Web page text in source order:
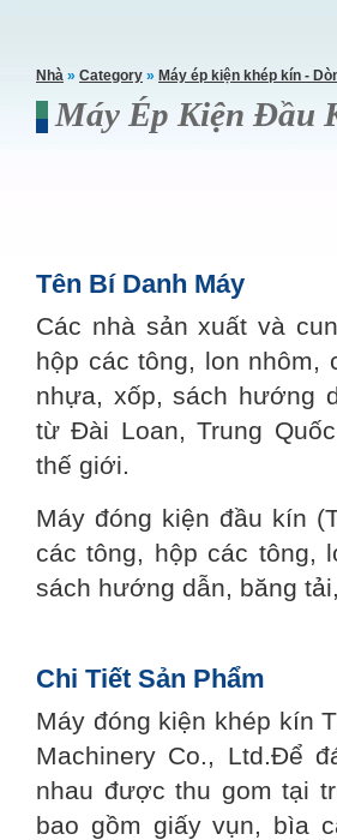
Nhà » Category » Máy ép kiện khép kín -
Máy Ép Kiện Đầu
Tên Bí Danh Máy
Các nhà sản xuất và
hộp các tông, lon nhôm,
nhựa, xốp, sách hướng
từ Đài Loan, Trung
thế giới.
Máy đóng kiện đầu kín
các tông, hộp các tông,
sách hướng dẫn, băng
Chi Tiết Sản Phẩm
Máy đóng kiện khép kín
Machinery Co., Ltd.Để
nhau được thu gom tại
bao gồm giấy vụn, bìa